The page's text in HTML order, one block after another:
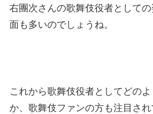
右團次さんの歌舞伎役者として
面も多いのでしょうね。
これから歌舞伎役者としてどの
か、歌舞伎ファンの方も注目さ